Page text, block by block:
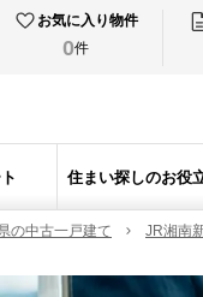
お気に入り物件
0件
住まい探しのお役
の中古一戸建て
JR湘南